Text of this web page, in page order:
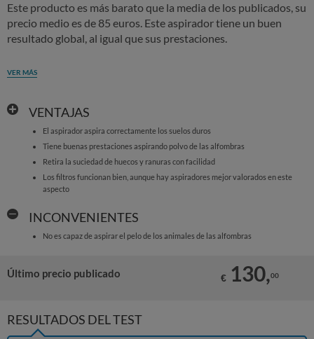
Este producto es más barato que la media de los publicados, su
precio medio es de 85 euros. Este aspirador tiene un buen
resultado global, al igual que sus prestaciones.
VER MÁS
VENTAJAS
El aspirador aspira correctamente los suelos duros
Tiene buenas prestaciones aspirando polvo de las alfombras
Retira la suciedad de huecos y ranuras con facilidad
Los filtros funcionan bien, aunque hay aspiradores mejor valorados en este
aspecto
INCONVENIENTES
No es capaz de aspirar el pelo de los animales de las alfombras
Último precio publicado € 130,00
RESULTADOS DEL TEST